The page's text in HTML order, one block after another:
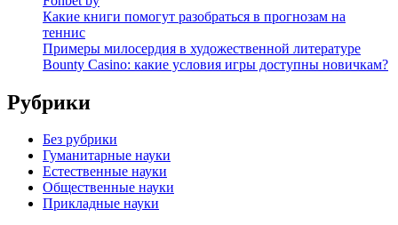
Какие книги помогут разобраться в прогнозам на
теннис
Примеры милосердия в художественной литературе
Bounty Casino: какие условия игры доступны новичкам?
Рубрики
Без рубрики
Гуманитарные науки
Естественные науки
Общественные науки
Прикладные науки